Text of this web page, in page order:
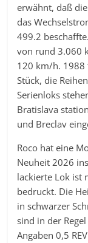
erwähnt, daß
das
499.2
von rund 3.060
120 km/h. 1988
Stück, die
Serienloks
Bratislava
und Breclav
Roco hat eine
Neuheit 2026
lackierte Lok ist
bedruckt. Die
in schwarzer
sind in der
Angaben 0,5